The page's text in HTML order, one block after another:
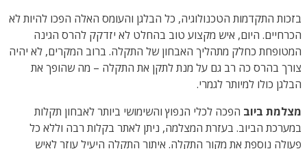
בזכות התקדמות הטכנולוגיה, כל הבלגן והעומס האלה הפכו להיות לא
הכרחיים. היום, איש מקצוע טוב בהחלט לא יזדקק להרס הגינה
המטופחת כחלק מתהליך האבחון של התקלה. ברוב המקרים, לא יהיה
צורך בהרס כה רב גם על מנת לתקן את התקלה – מה שהופך את
הבלגן כולו למיותר לגמרי.
מצלמת ביוב הפכה לכלי הנפוץ והשימושי ביותר לאבחון תקלות
במערכת הביוב. בעזרת המצלמה, ניתן לאתר בקלות רבה וללא כל
פעולה נוספת את מקור התקלה. איתור התקלה היעיל עוזר לאיש